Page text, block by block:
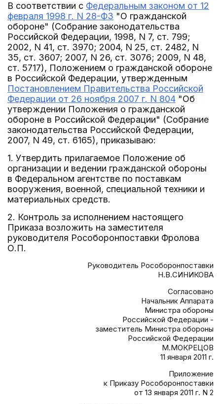
В соответствии с Федеральным законом от 12
февраля 1998 г. N 28-ФЗ "О гражданской
обороне" (Собрание законодательства
Российской Федерации, 1998, N 7, ст. 799;
2002, N 41, ст. 3970; 2004, N 25, ст. 2482, N
35, ст. 3607; 2007, N 26, ст. 3076; 2009, N 48,
ст. 5717), Положением о гражданской обороне
в Российской Федерации, утвержденным
Постановлением Правительства Российской
Федерации от 26 ноября 2007 г. N 804 "Об
утверждении Положения о гражданской
обороне в Российской Федерации" (Собрание
законодательства Российской Федерации,
2007, N 49, ст. 6165), приказываю:
1. Утвердить прилагаемое Положение об
организации и ведении гражданской обороны
в Федеральном агентстве по поставкам
вооружения, военной, специальной техники и
материальных средств.
2. Контроль за исполнением настоящего
Приказа возложить на заместителя
руководителя Рособоронпоставки Фролова
О.П.
Руководитель Рособоронпоставки
Н.В.СИНИКОВА
Согласовано
Начальник Аппарата
Министра обороны
Российской Федерации -
заместитель Министра обороны
Российской Федерации
М.МОКРЕЦОВ
11 января 2011 г.
Приложение
к Приказу Рособоронпоставки
от 13 января 2011 г. N 2